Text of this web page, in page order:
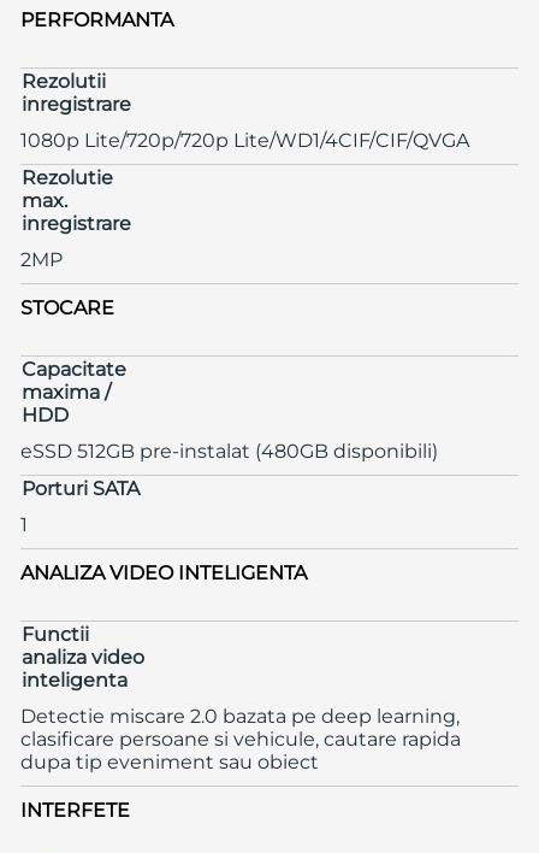
PERFORMANTA
Rezolutii
inregistrare
1080p Lite/720p/720p Lite/WD1/4CIF/CIF/QVGA
Rezolutie
max.
inregistrare
2MP
STOCARE
Capacitate
maxima /
HDD
eSSD 512GB pre-instalat (480GB disponibili)
Porturi SATA
1
ANALIZA VIDEO INTELIGENTA
Functii
analiza video
inteligenta
Detectie miscare 2.0 bazata pe deep learning,
clasificare persoane si vehicule, cautare rapida
dupa tip eveniment sau obiect
INTERFETE